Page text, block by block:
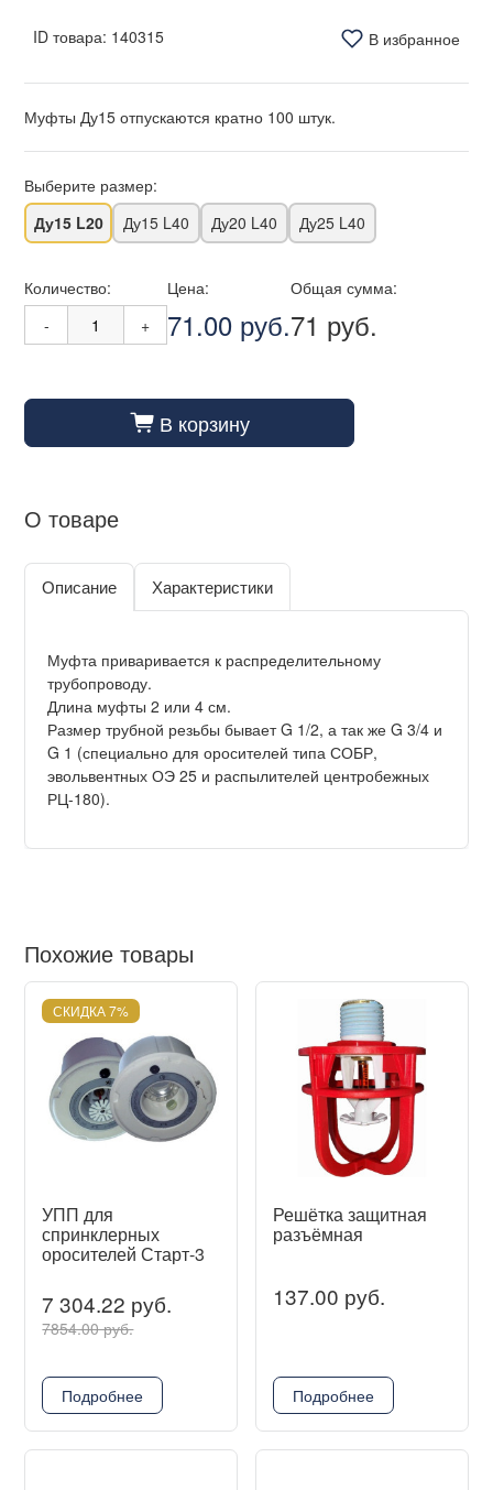
ID товара: 140315 В избранное
Муфты Ду15 отпускаются кратно 100 штук.
Выберите размер:
Ду15 L20
Ду15 L40 Ду20 L40 Ду25 L40
Количество:
-
+
Цена:
71.00 руб.
Общая сумма:
71 руб.
cart_fill В корзину
О товаре
Описание Характеристики
Муфта приваривается к распределительному
трубопроводу.
Длина муфты 2 или 4 см.
Размер трубной резьбы бывает G 1/2, а так же G 3/4 и
G 1 (специально для оросителей типа СОБР,
эвольвентных ОЭ 25 и распылителей центробежных
РЦ-180).
Похожие товары
СКИДКА 7%
УПП для
спринклерных
оросителей Старт-3
7 304.22 руб.
7854.00 руб.
Подробнее
Решётка защитная
разъёмная
137.00 руб.
Подробнее